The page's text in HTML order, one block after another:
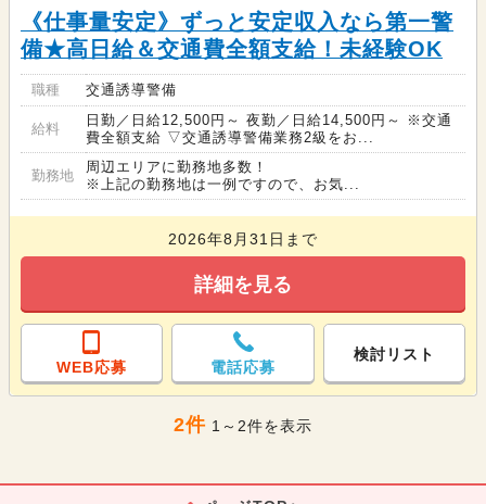
《仕事量安定》ずっと安定収入なら第一警
備★高日給＆交通費全額支給！未経験OK
職種 交通誘導警備
給料
日勤／日給12,500円～ 夜勤／日給14,500円～ ※交通
費全額支給 ▽交通誘導警備業務2級をお...
勤務地
周辺エリアに勤務地多数！
※上記の勤務地は一例ですので、お気...
2026年8月31日まで
詳細を見る
WEB応募 電話応募
検討リスト
2件 1～2件を表示